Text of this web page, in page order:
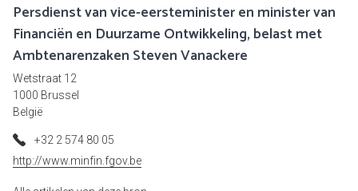
Persdienst van vice-eersteminister en minister van
Financiën en Duurzame Ontwikkeling, belast met
Ambtenarenzaken Steven Vanackere
Wetstraat 12
1000 Brussel
België
+32 2 574 80 05
http://www.minfin.fgov.be